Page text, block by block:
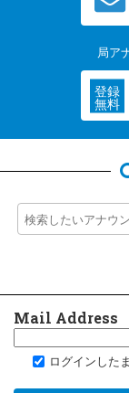
局ア
登録
無料
Mail Address
ログインした